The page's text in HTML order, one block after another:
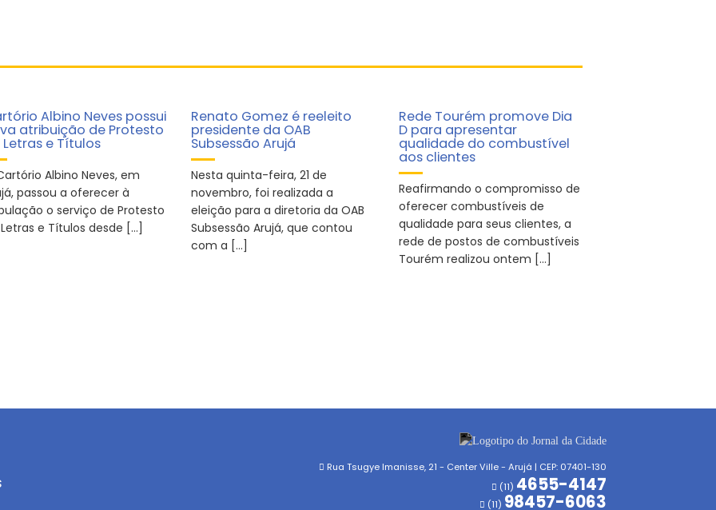
Albino Neves possui
atribuição de Protesto
Letras e Títulos
Albino Neves, em
passou a oferecer à
o serviço de Protesto
e Títulos desde […]
Renato Gomez é reeleito
presidente da OAB
Subsessão Arujá
Nesta quinta-feira, 21 de
novembro, foi realizada a
eleição para a diretoria da OAB
Subsessão Arujá, que contou
com a […]
Rede Tourém promove Dia
D para apresentar
qualidade do combustível
aos clientes
Reafirmando o compromisso de
oferecer combustíveis de
qualidade para seus clientes, a
rede de postos de combustíveis
Tourém realizou ontem […]
Rua Tsugye Imanisse, 21 - Center Ville - Arujá | CEP: 07401-130
(11) 4655-4147
(11) 98457-6063